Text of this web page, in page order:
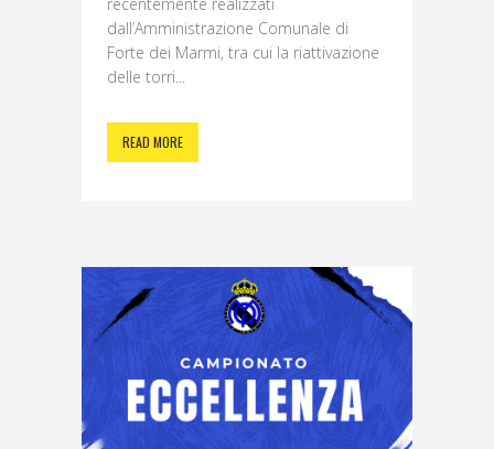
dall’Amministrazione Comunale di
Forte dei Marmi, tra cui la riattivazione
delle torri...
READ MORE